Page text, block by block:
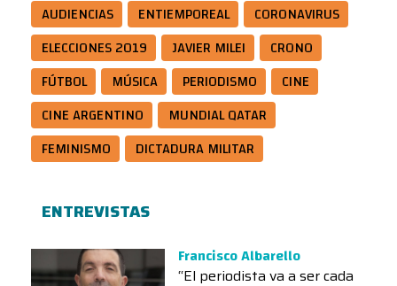
AUDIENCIAS
ENTIEMPOREAL
CORONAVIRUS
ELECCIONES 2019
JAVIER MILEI
CRONO
FÚTBOL
MÚSICA PERIODISMO
CINE
CINE ARGENTINO
MUNDIAL QATAR
FEMINISMO
DICTADURA MILITAR
ENTREVISTAS
Francisco Albarello
“El periodista va a ser cada